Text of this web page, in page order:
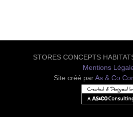
STORES CONCEPTS
Mentions
Site créé parAs & Co